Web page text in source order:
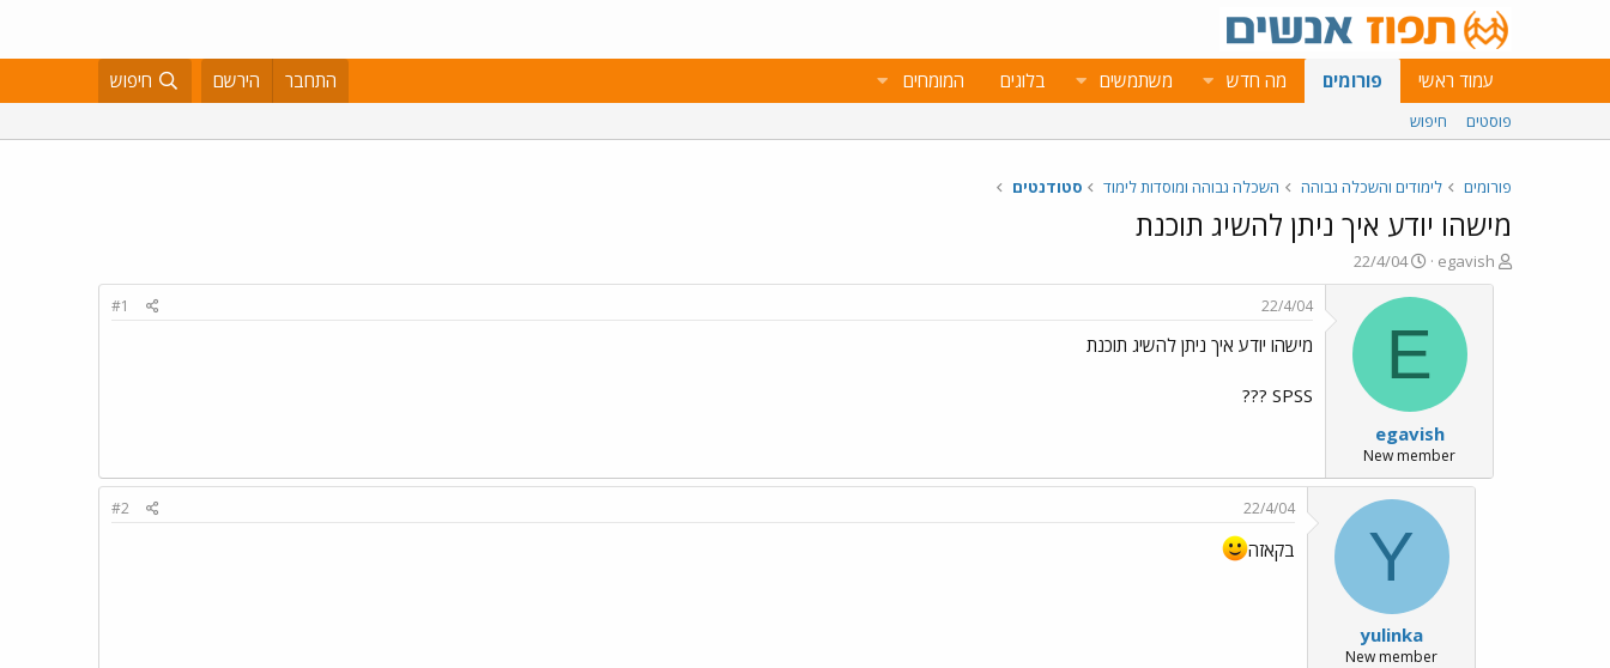
עמוד ראשי פורומים מה חדש משתמשים בלוגים המומחים התחבר הירשם חיפוש
פוסטים חיפוש
פורומים לימודים והשכלה גבוהה השכלה גבוהה ומוסדות לימוד סטודנטים
מישהו יודע איך ניתן להשיג תוכנת
פ
ו
egavish
פ
ו
ר
ם
ב
א
ר
י
ך
22/4/04
E
egavish
New member
22/4/04
#1
מישהו יודע איך ניתן להשיג תוכנת
SPSS ???
Y
yulinka
New member
22/4/04
#2
בקאזה